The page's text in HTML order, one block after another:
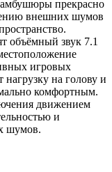
прекрасно
внешних шумов
объёмный звук 7.1
игровых
нагрузку на голову и
комфортным.
движением
и
шумов.